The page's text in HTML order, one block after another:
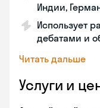
Индии,
Использует
дебатами и
Читать дальше
Услуги и